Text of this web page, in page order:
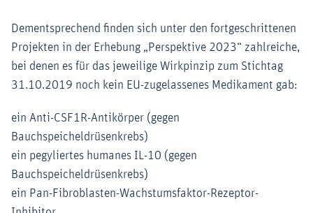
Dementsprechend finden sich unter den fortgeschrittenen
Projekten in der Erhebung „Perspektive 2023“ zahlreiche,
bei denen es für das jeweilige Wirkpinzip zum Stichtag
31.10.2019 noch kein EU-zugelassenes Medikament gab:
ein Anti-CSF1R-Antikörper (gegen
Bauchspeicheldrüsenkrebs)
ein pegyliertes humanes IL-10 (gegen
Bauchspeicheldrüsenkrebs)
ein Pan-Fibroblasten-Wachstumsfaktor-Rezeptor-